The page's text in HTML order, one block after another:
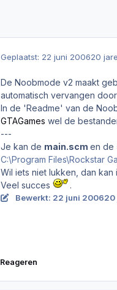
Geplaatst: 22 juni 200620
De Noobmode v2 maakt
automatisch vervangen
In de 'Readme' van de
GTAGames wel de
---
Je kan de main.scm en de
C:\Program Files\Rockstar
Wil iets niet lukken, dan
Veel succes
.
Bewerkt: 22 juni 200620
Reageren